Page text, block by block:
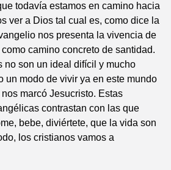
todavía estamos en camino hacia
ver a Dios tal cual es, como dice la
nos presenta la vivencia de
camino concreto de santidad.
no son un ideal difícil y mucho
un modo de vivir ya en este mundo
marcó Jesucristo. Estas
contrastan con las que
bebe, diviértete, que la vida son
los cristianos vamos a